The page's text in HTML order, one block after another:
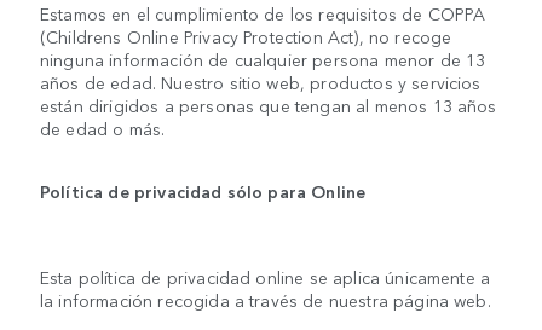
Estamos en el cumplimiento de los requisitos de COPPA
(Childrens Online Privacy Protection Act), no recoge
ninguna información de cualquier persona menor de 13
años de edad. Nuestro sitio web, productos y servicios
están dirigidos a personas que tengan al menos 13 años
de edad o más.
Política de privacidad sólo para Online
Esta política de privacidad online se aplica únicamente a
la información recogida a través de nuestra página web.